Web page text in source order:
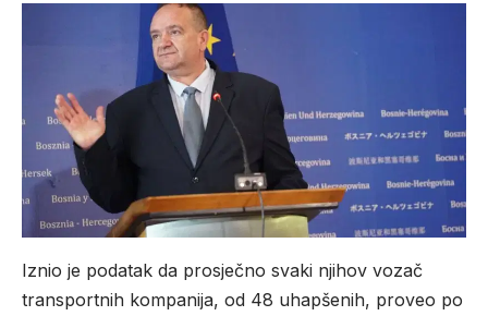
Iznio je podatak da prosječno svaki njihov vozač
transportnih kompanija, od 48 uhapšenih, proveo po